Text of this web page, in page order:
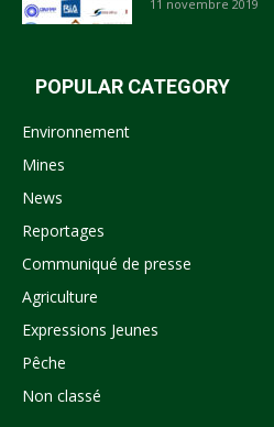
11 novembre 2019
POPULAR CATEGORY
Environnement
Mines
News
Reportages
Communiqué de presse
Agriculture
Expressions Jeunes
Pêche
Non classé